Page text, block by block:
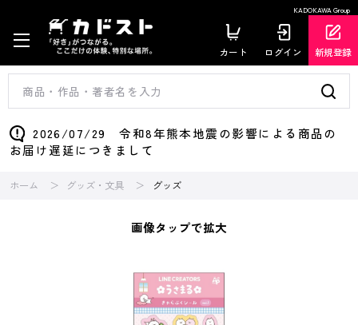
KADOKAWA Group
カート ログイン 新規登録
2026/07/29 令和8年熊本地震の影響による商品の
お届け遅延につきまして
ホーム グッズ・文具 グッズ
画像タップで拡大